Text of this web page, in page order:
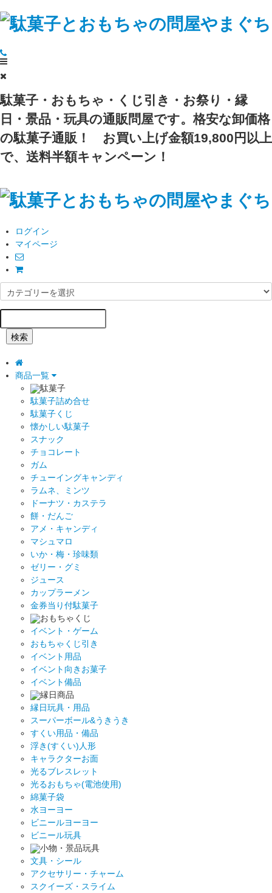
駄菓子・おもちゃ・くじ引き・お祭り・縁
日・景品・玩具の通販問屋です。格安な卸価格
の駄菓子通販！
お買い上げ金額19,800円以上
で、送料半額キャンペーン！
ログイン
マイページ
検索
商品一覧
駄菓子
駄菓子詰め合せ
駄菓子くじ
懐かしい駄菓子
スナック
チョコレート
ガム
チューイングキャンディ
ラムネ、ミンツ
ドーナツ・カステラ
餅・だんご
アメ・キャンディ
マシュマロ
いか・梅・珍味類
ゼリー・グミ
ジュース
カップラーメン
金券当り付駄菓子
おもちゃくじ
イベント・ゲーム
おもちゃくじ引き
イベント用品
イベント向きお菓子
イベント備品
縁日商品
縁日玩具・用品
スーパーボール&うきうき
すくい用品・備品
浮き(すくい)人形
キャラクターお面
光るブレスレット
光るおもちゃ(電池使用)
綿菓子袋
水ヨーヨー
ビニールヨーヨー
ビニール玩具
小物・景品玩具
文具・シール
アクセサリー・チャーム
スクイーズ・スライム